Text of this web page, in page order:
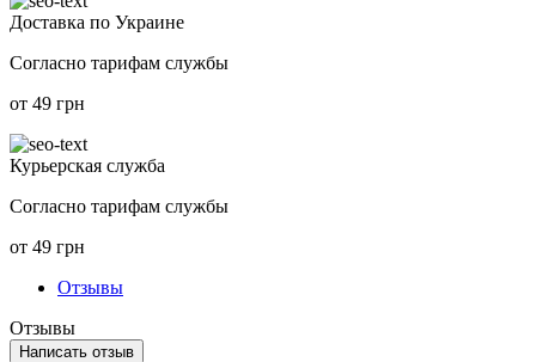
Доставка по Украине
Согласно тарифам службы
от 49 грн
Курьерская служба
Согласно тарифам службы
от 49 грн
Отзывы
Отзывы
Написать отзыв